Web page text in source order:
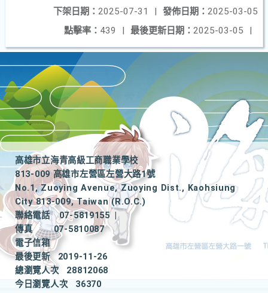
發佈日期： 2025-03-05
下架日期： 2025-07-31
|
最後更新日期： 2025-03-05 |
點擊率： 439 |
高雄市立海青高級工商職業學校
813-009 高雄市左營區左營大路1號
No.1, Zuoying Avenue, Zuoying Dist., Kaohsiung
City 813-009, Taiwan (R.O.C.)
聯絡電話
07-5819155
|
傳真
07-5810087
電子信箱
最後更新
2019-11-26
總瀏覽人次
28812068
今日瀏覽人次
36370